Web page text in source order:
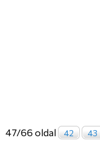
47/66 oldal 42 43